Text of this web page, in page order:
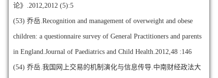
论》.2012,2012 (5):5
(53) 乔岳.Recognition and management of overweight and obese
children: a questionnaire survey of General Practitioners and parents
in England.Journal of Paediatrics and Child Health.2012,48 :146
(54) 乔岳.我国网上交易的机制演化与信息传导.中南财经政法大